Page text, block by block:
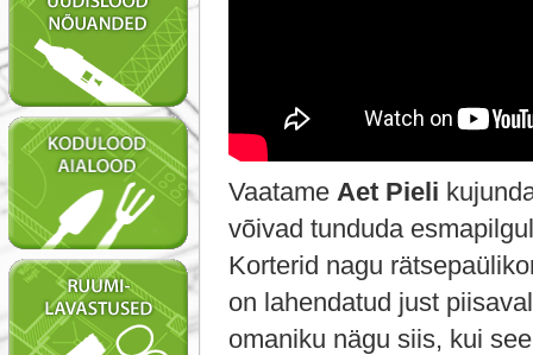
Vaatame Aet Pieli
võivad tunduda
Korterid nagu
on lahendatud just
omaniku nägu siis, kui